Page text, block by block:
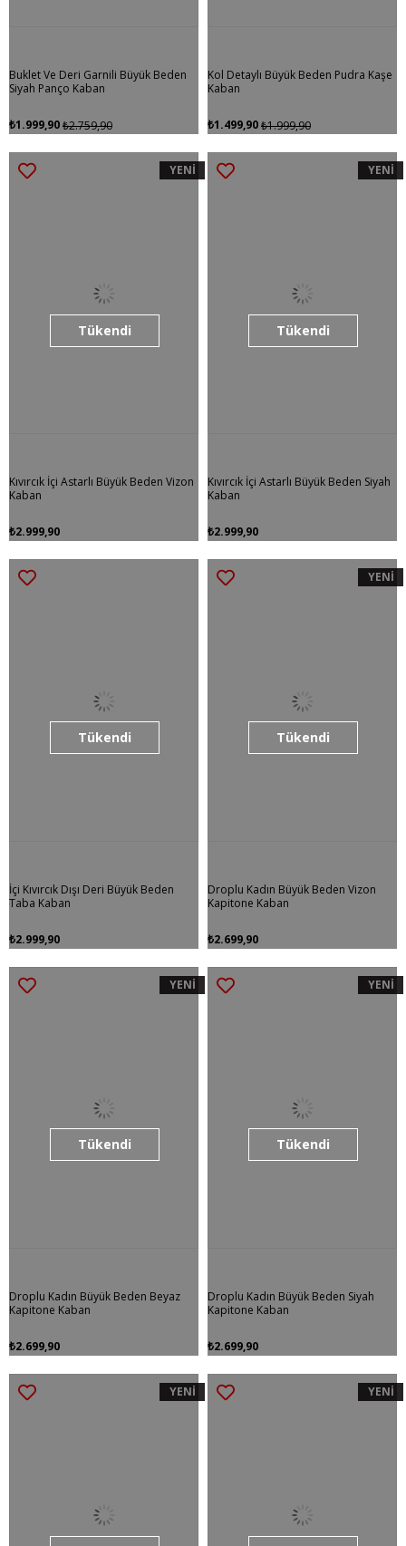
Buklet Ve Deri Garnili Büyük Beden
Siyah Panço Kaban
₺1.999,90₺2.759,90
Kol Detaylı Büyük Beden Pudra Kaşe
Kaban
₺1.499,90₺1.999,90
Tükendi
Kıvırcık İçi Astarlı Büyük Beden Vizon
Kaban
₺2.999,90
YENİ
Tükendi
Kıvırcık İçi Astarlı Büyük Beden Siyah
Kaban
₺2.999,90
YENİ
Tükendi
İçi Kıvırcık Dışı Deri Büyük Beden
Taba Kaban
₺2.999,90
Tükendi
Droplu Kadın Büyük Beden Vizon
Kapitone Kaban
₺2.699,90
YENİ
Tükendi
Droplu Kadın Büyük Beden Beyaz
Kapitone Kaban
₺2.699,90
YENİ
Tükendi
Droplu Kadın Büyük Beden Siyah
Kapitone Kaban
₺2.699,90
YENİ
YENİ YENİ